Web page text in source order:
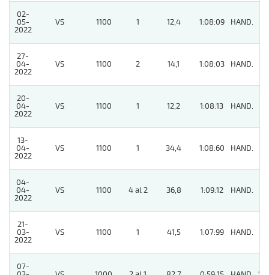
02-
05-
2022
VS 1100 1 12,4 1:08:09 HAND.
27-
04-
2022
VS 1100 2 14,1 1:08:03 HAND.
20-
04-
2022
VS 1100 1 12,2 1:08:13 HAND.
13-
04-
2022
VS 1100 1 34,4 1:08:60 HAND.
04-
04-
2022
VS 1100 4 al 2 36,8 1:09:12 HAND.
21-
03-
2022
VS 1100 1 41,5 1:07:99 HAND.
07-